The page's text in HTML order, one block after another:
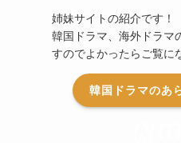
姉妹サイトの紹介です！
韓国ドラマ、海外ドラマ
すのでよかったらご覧に
韓国ドラマのあ